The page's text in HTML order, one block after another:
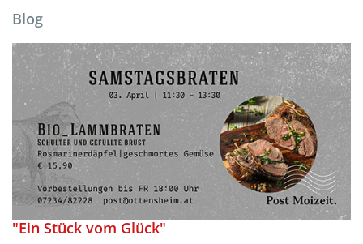
Blog
"Ein Stück vom Glück"